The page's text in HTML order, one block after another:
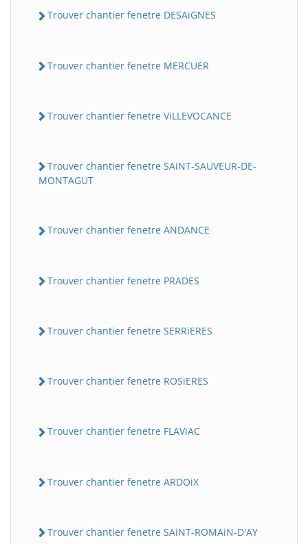
Trouver chantier fenetre DESAiGNES
Trouver chantier fenetre MERCUER
Trouver chantier fenetre ViLLEVOCANCE
Trouver chantier fenetre SAiNT-SAUVEUR-DE-
MONTAGUT
Trouver chantier fenetre ANDANCE
Trouver chantier fenetre PRADES
Trouver chantier fenetre SERRiERES
Trouver chantier fenetre ROSiERES
Trouver chantier fenetre FLAViAC
Trouver chantier fenetre ARDOiX
Trouver chantier fenetre SAiNT-ROMAiN-D'AY